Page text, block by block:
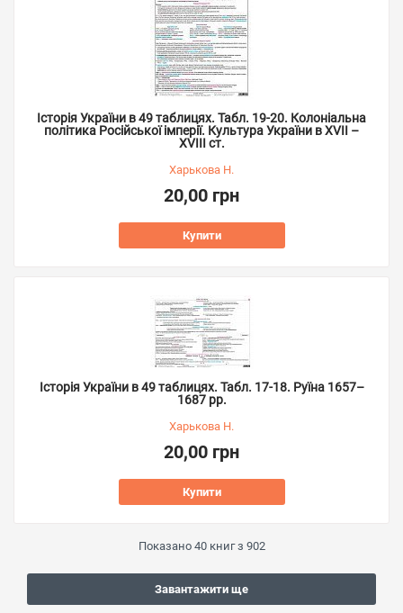
Історія України в 49 таблицях. Табл. 19-20. Колоніальна
політика Російської імперії. Культура України в ХVІІ –
ХVІІІ ст.
Харькова Н.
20,00 грн
Купити
Історія України в 49 таблицях. Табл. 17-18. Руїна 1657–
1687 рр.
Харькова Н.
20,00 грн
Купити
Показано 40книг з 902
Завантажити ще